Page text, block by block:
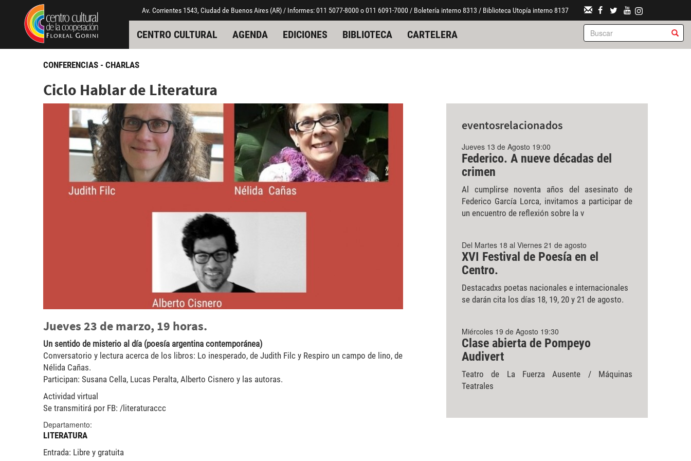
Pasar al contenido principal
Jump to main content Av. Corrientes 1543, Ciudad de Buenos Aires (AR) / Informes: 011 5077-8000 o 011 6091-7000 / Boletería interno 8313 / Biblioteca Utopía interno 8137
CENTRO CULTURAL AGENDA EDICIONES BIBLIOTECA CARTELERA
CONFERENCIAS - CHARLAS
Ciclo Hablar de Literatura
Jueves 23 de marzo, 19 horas.
Un sentido de misterio al día (poesía argentina contemporánea)
Conversatorio y lectura acerca de los libros: Lo inesperado, de Judith Filc y Respiro un campo de lino, de
Nélida Cañas.
Participan: Susana Cella, Lucas Peralta, Alberto Cisnero y las autoras.
Actividad virtual
Se transmitirá por FB: /literaturaccc
Departamento:
LITERATURA
Entrada: Libre y gratuita
eventosrelacionados
Jueves 13 de Agosto 19:00
Federico. A nueve décadas del
crimen
Al cumplirse noventa años del asesinato de
Federico García Lorca, invitamos a participar de
un encuentro de reflexión sobre la v
Del Martes 18 al Viernes 21 de agosto
XVI Festival de Poesía en el
Centro.
Destacadxs poetas nacionales e internacionales
se darán cita los días 18, 19, 20 y 21 de agosto.
Miércoles 19 de Agosto 19:30
Clase abierta de Pompeyo
Audivert
Teatro de La Fuerza Ausente / Máquinas
Teatrales